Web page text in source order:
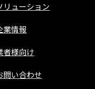
リューション
業情報
者様向け
問い合わせ